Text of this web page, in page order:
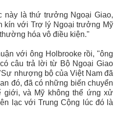
này là thứ trưởng Ngoại Giao,
kín với Trợ lý Ngoại trưởng Mỹ
hóa vô điều kiện."
với ông Holbrooke rồi, "ông
câu trả lời từ Bộ Ngoại Giao
nhượng bộ của Việt Nam đã
đó, đã có những biến chuyển
giới, và Mỹ không thể ứng xử
lạc với Trung Cộng lúc đó là